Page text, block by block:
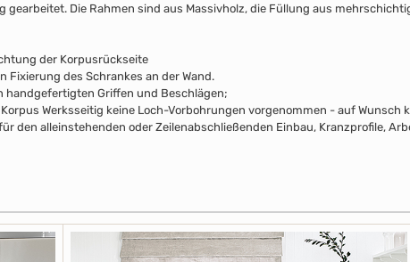
gearbeitet. Die Rahmen sind aus Massivholz, die Füllung aus
der Korpusrückseite
des Schrankes an der Wand.
handgefertigten Griffen und Beschlägen;
Werksseitig keine Loch-Vorbohrungen vorgenommen - auf
den alleinstehenden oder Zeilenabschließenden Einbau, Kranzprofile,